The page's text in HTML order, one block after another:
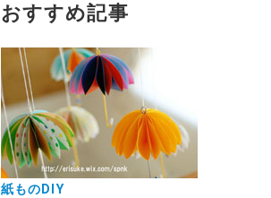
おすすめ記事
紙ものDIY